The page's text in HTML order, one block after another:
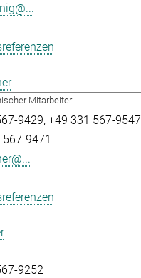
Mitarbeiter
9429 +49 331 567-9547
9471
9252